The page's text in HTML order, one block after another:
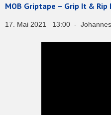
MOB Griptape – Grip It &
17. Mai 2021 13:00 -